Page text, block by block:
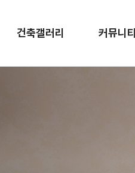
건축갤러리 커뮤니티